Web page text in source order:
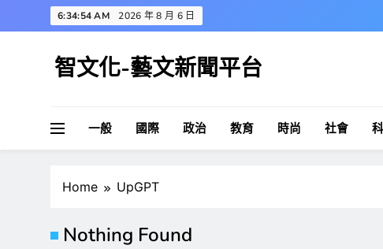
to
6:34:54 AM 2026 年 8 月 6 日
智文化-藝文新聞平台
一般 國際 政治 教育 時尚 社會
Home UpGPT
Nothing Found